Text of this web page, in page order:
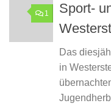
1
Sport-
Das
in